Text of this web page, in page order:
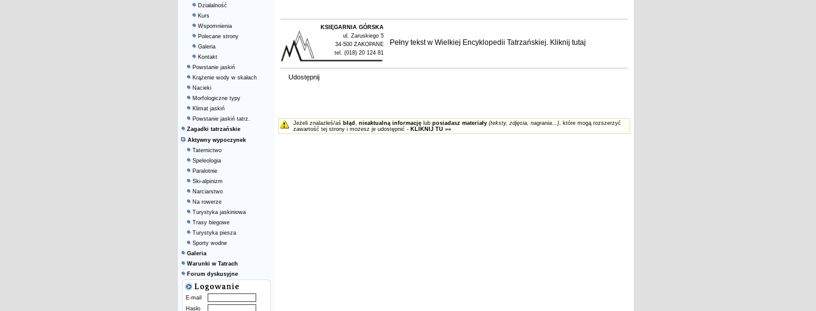
Działalność
Kurs
Wspomnienia
Polecane strony
Galeria
Kontakt
Powstanie jaskiń
Krążenie wody w skałach
Nacieki
Morfologiczne typy
Klimat jaskiń
Powstanie jaskiń tatrz.
Zagadki tatrzańskie
Aktywny wypoczynek
Taternictwo
Speleologia
Paralotnie
Ski-alpinizm
Narciarstwo
Na rowerze
Turystyka jaskiniowa
Trasy biegowe
Turystyka piesza
Sporty wodne
Galeria
Warunki w Tatrach
Forum dyskusyjne
E-mail
Hasło
KSIĘGARNIA GÓRSKA
ul. Zaruskiego 5
34-500 ZAKOPANE
tel. (018) 20 124 81
Pełny tekst w Wielkiej Encyklopedii Tatrzańskiej. Kliknij tutaj
Udostępnij
Jeżeli znalazłeś/aś błąd , nieaktualną informację lub posiadasz materiały (teksty, zdjęcia, nagrania...), które mogą rozszerzyć
zawartość tej strony i możesz je udostępnić - KLIKNIJ TU »»